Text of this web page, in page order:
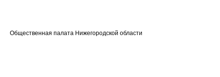
Общественная палата Нижегородской области